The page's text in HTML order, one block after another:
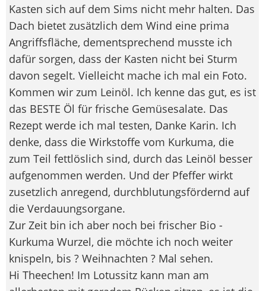
Kasten sich auf dem Sims nicht mehr halten. Das
Dach bietet zusätzlich dem Wind eine prima
Angriffsfläche, dementsprechend musste ich
dafür sorgen, dass der Kasten nicht bei Sturm
davon segelt. Vielleicht mache ich mal ein Foto.
Kommen wir zum Leinöl. Ich kenne das gut, es ist
das BESTE Öl für frische Gemüsesalate. Das
Rezept werde ich mal testen, Danke Karin. Ich
denke, dass die Wirkstoffe vom Kurkuma, die
zum Teil fettlöslich sind, durch das Leinöl besser
aufgenommen werden. Und der Pfeffer wirkt
zusetzlich anregend, durchblutungsfördernd auf
die Verdauungsorgane.
Zur Zeit bin ich aber noch bei frischer Bio -
Kurkuma Wurzel, die möchte ich noch weiter
knispeln, bis ? Weihnachten ? Mal sehen.
Hi Theechen! Im Lotussitz kann man am